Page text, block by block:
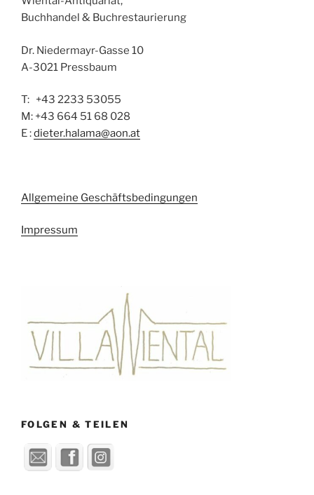
Buchhandel & Buchrestaurierung
Dr. Niedermayr-Gasse 10
A-3021 Pressbaum
T: +43 2233 53055
M: +43 664 51 68 028
E :dieter.halama@aon.at
Allgemeine Geschäftsbedingungen
Impressum
FOLGEN & TEILEN